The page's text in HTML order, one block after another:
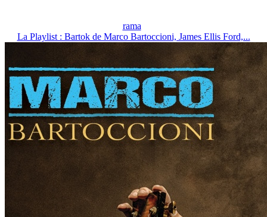
rama
La Playlist : Bartok de Marco Bartoccioni, James Ellis Ford,...